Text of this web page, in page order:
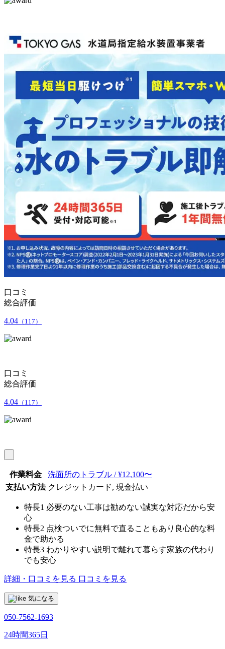
口コミ
総合評価
4.04 （117）
口コミ
総合評価
4.04 （117）
作業料金
洗面所のトラブル / ¥12,100〜
支払い方法 クレジットカード, 現金払い
特長1 必要のない工事は勧めない誠実な対応だから安
心
特長2 点検ついでに無料で直ることもあり良心的な料
金で助かる
特長3 わかりやすい説明で離れて暮らす家族の代わり
でも安心
詳細・口コミを見る 口コミを見る
気になる
050-7562-1693
24時間365日